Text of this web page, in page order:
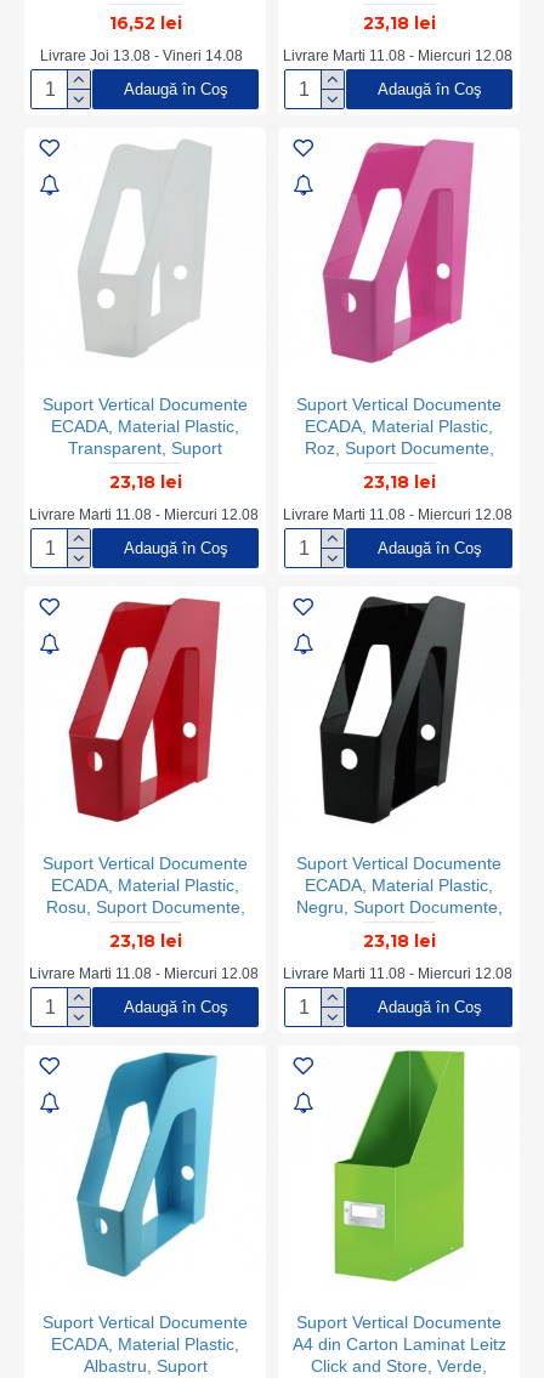
16,52 lei
Livrare Joi 13.08 - Vineri 14.08
Adaugă în Coş
Suport Documente Verde,
Suport Documente din
Plastic, Suport Documente
Birou, Organizator
Documente, Organizator
Dosare
23,18 lei
Livrare Marti 11.08 - Miercuri 12.08
Adaugă în Coş
Suport Vertical Documente
ECADA, Material Plastic,
Transparent, Suport
Documente, Suport
Documente Transparent,
Suport Documente din
Plastic, Suport Documente
Birou, Organizator
Reviste, Organizator
Dosare
23,18 lei
Livrare Marti 11.08 - Miercuri 12.08
Adaugă în Coş
Suport Vertical Documente
ECADA, Material Plastic,
Roz, Suport Documente,
Suport Documente Roz,
Suport Documente din
Plastic, Suport Documente
Birou, Organizator
Documente, Organizator
Dosare
23,18 lei
Livrare Marti 11.08 - Miercuri 12.08
Adaugă în Coş
Suport Vertical Documente
ECADA, Material Plastic,
Rosu, Suport Documente,
Suport Documente Rosu,
Suport Documente din
Plastic, Suport Documente
Birou, Organizator
Documente, Organizator
Dosare
23,18 lei
Livrare Marti 11.08 - Miercuri 12.08
Adaugă în Coş
Suport Vertical Documente
ECADA, Material Plastic,
Negru, Suport Documente,
Suport Documente Negru,
Suport Documente din
Plastic, Suport Documente
Birou, Organizator
Documente, Organizator
Dosare
23,18 lei
Livrare Marti 11.08 - Miercuri 12.08
Adaugă în Coş
Suport Vertical Documente
ECADA, Material Plastic,
Albastru, Suport
Suport Vertical Documente
A4 din Carton Laminat Leitz
Click and Store, Verde,